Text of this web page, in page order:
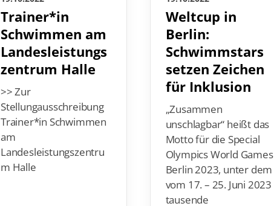
Trainer*in
Schwimmen am
Landesleistungs
zentrum Halle
>> Zur
Stellungausschreibung
Trainer*in Schwimmen
am
Landesleistungszentru
m Halle
Weltcup in
Berlin:
Schwimmstars
setzen Zeichen
für Inklusion
„Zusammen
unschlagbar“ heißt das
Motto für die Special
Olympics World Games
Berlin 2023, unter dem
vom 17. – 25. Juni 2023
tausende